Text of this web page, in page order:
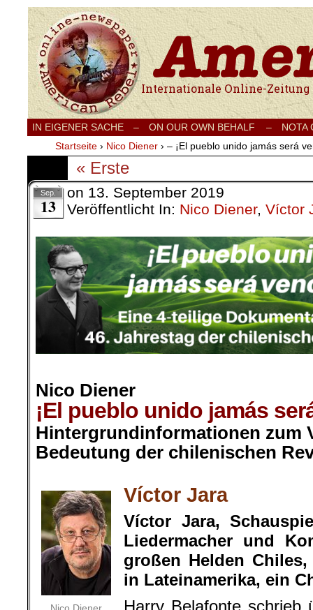
Internationale Onlinezeitung für Frieden,
IN EIGENER SACHE – ON OUR OWN BEHALF –
NOTA
Startseite › Nico Diener › – ¡El pueblo unido jamás será
« Erste
Sep.
13
on 13. September 2019
Veröffentlicht In: Nico Diener, Víctor
Nico Diener
¡El pueblo unido jamás
Hintergrundinformationen zum
Bedeutung der chilenischen
Nico Diener
Víctor Jara
Víctor Jara,
Lieder­macher und
großen Helden
in Lateinamerika, ein
Harry Belafonte schrieb